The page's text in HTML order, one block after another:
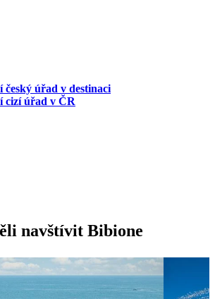
úřad v destinaci
cizí úřad v ČR
navštívit Bibione